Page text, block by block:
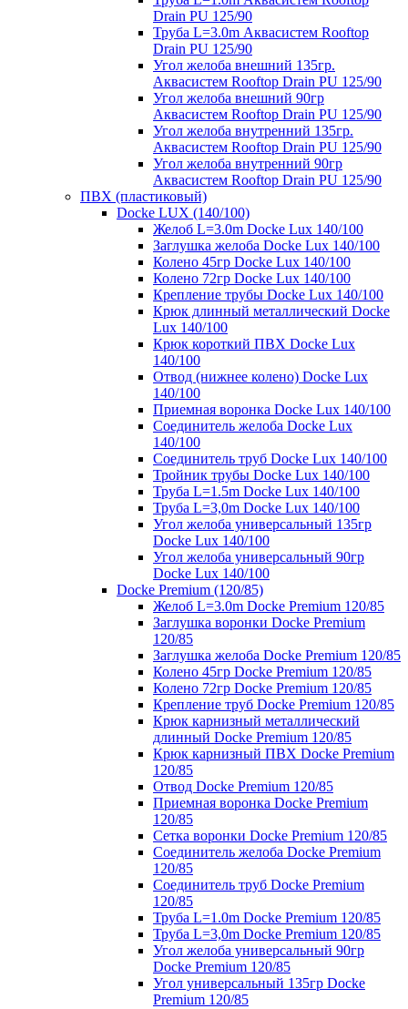
Drain PU 125/90
Труба L=3.0m Аквасистем Rooftop
Drain PU 125/90
Угол желоба внешний 135гр.
Аквасистем Rooftop Drain PU 125/90
Угол желоба внешний 90гр
Аквасистем Rooftop Drain PU 125/90
Угол желоба внутренний 135гр.
Аквасистем Rooftop Drain PU 125/90
Угол желоба внутренний 90гр
Аквасистем Rooftop Drain PU 125/90
ПВХ (пластиковый)
Docke LUX (140/100)
Желоб L=3.0m Docke Lux 140/100
Заглушка желоба Docke Lux 140/100
Колено 45гр Docke Lux 140/100
Колено 72гр Docke Lux 140/100
Крепление трубы Docke Lux 140/100
Крюк длинный металлический Docke
Lux 140/100
Крюк короткий ПВХ Docke Lux
140/100
Отвод (нижнее колено) Docke Lux
140/100
Приемная воронка Docke Lux 140/100
Соединитель желоба Docke Lux
140/100
Соединитель труб Docke Lux 140/100
Тройник трубы Docke Lux 140/100
Труба L=1.5m Docke Lux 140/100
Труба L=3,0m Docke Lux 140/100
Угол желоба универсальный 135гр
Docke Lux 140/100
Угол желоба универсальный 90гр
Docke Lux 140/100
Docke Premium (120/85)
Желоб L=3.0m Docke Premium 120/85
Заглушка воронки Docke Premium
120/85
Заглушка желоба Docke Premium 120/85
Колено 45гр Docke Premium 120/85
Колено 72гр Docke Premium 120/85
Крепление труб Docke Premium 120/85
Крюк карнизный металлический
длинный Docke Premium 120/85
Крюк карнизный ПВХ Docke Premium
120/85
Отвод Docke Premium 120/85
Приемная воронка Docke Premium
120/85
Сетка воронки Docke Premium 120/85
Соединитель желоба Docke Premium
120/85
Соединитель труб Docke Premium
120/85
Труба L=1.0m Docke Premium 120/85
Труба L=3,0m Docke Premium 120/85
Угол желоба универсальный 90гр
Docke Premium 120/85
Угол универсальный 135гр Docke
Premium 120/85